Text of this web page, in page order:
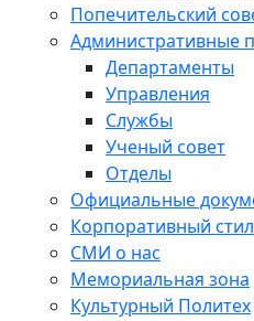
Попечительский
Административные
Департаменты
Управления
Службы
Ученый совет
Отделы
Официальные
Корпоративный
СМИ о нас
Мемориальная зона
Культурный Политех